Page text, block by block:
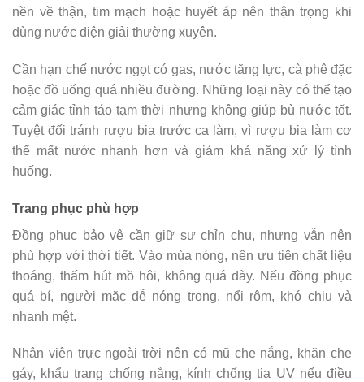
nền về thận, tim mạch hoặc huyết áp nên thận trọng khi
dùng nước điện giải thường xuyên.
Cần hạn chế nước ngọt có gas, nước tăng lực, cà phê đặc
hoặc đồ uống quá nhiều đường. Những loại này có thể tạo
cảm giác tỉnh táo tạm thời nhưng không giúp bù nước tốt.
Tuyệt đối tránh rượu bia trước ca làm, vì rượu bia làm cơ
thể mất nước nhanh hơn và giảm khả năng xử lý tình
huống.
Trang phục phù hợp
Đồng phục bảo vệ cần giữ sự chỉn chu, nhưng vẫn nên
phù hợp với thời tiết. Vào mùa nóng, nên ưu tiên chất liệu
thoáng, thấm hút mồ hôi, không quá dày. Nếu đồng phục
quá bí, người mặc dễ nóng trong, nổi rôm, khó chịu và
nhanh mệt.
Nhân viên trực ngoài trời nên có mũ che nắng, khăn che
gáy, khẩu trang chống nắng, kính chống tia UV nếu điều